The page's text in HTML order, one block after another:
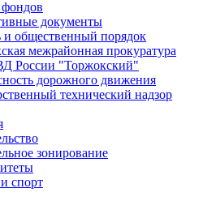
документы
и общественный порядок
межрайонная прокуратура
России "Торжокский"
дорожного движения
технический надзор
зонирование
спорт